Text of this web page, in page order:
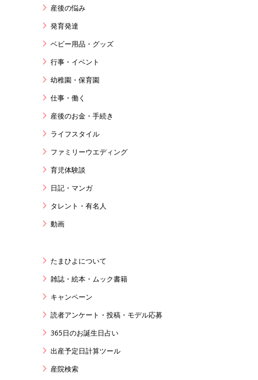
産後の悩み
発育発達
ベビー用品・グッズ
行事・イベント
幼稚園・保育園
仕事・働く
産後のお金・手続き
ライフスタイル
ファミリーウエディング
育児体験談
日記・マンガ
タレント・有名人
動画
たまひよについて
雑誌・絵本・ムック書籍
キャンペーン
読者アンケート・投稿・モデル応募
365日のお誕生日占い
出産予定日計算ツール
産院検索